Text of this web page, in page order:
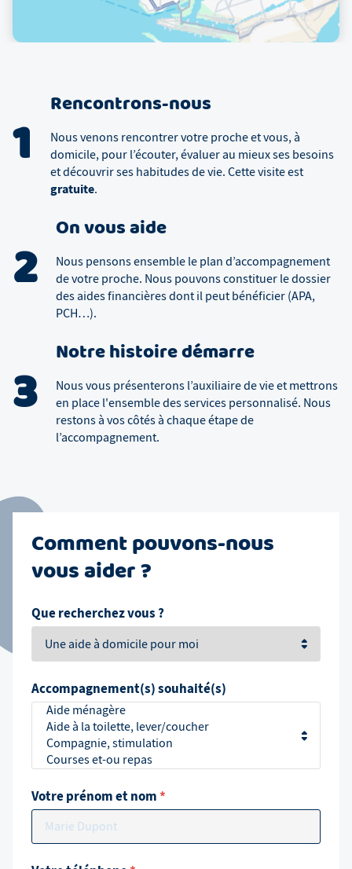
1
Rencontrons-nous
Nous venons rencontrer votre proche et vous, à
domicile, pour l’écouter, évaluer au mieux ses besoins
et découvrir ses habitudes de vie. Cette visite est
gratuite.
2
On vous aide
Nous pensons ensemble le plan d’accompagnement
de votre proche. Nous pouvons constituer le dossier
des aides financières dont il peut bénéficier (APA,
PCH…).
3
Notre histoire démarre
Nous vous présenterons l’auxiliaire de vie et mettrons
en place l'ensemble des services personnalisé. Nous
restons à vos côtés à chaque étape de
l’accompagnement.
Comment pouvons-nous
vous aider ?
Que recherchez vous ?
Accompagnement(s) souhaité(s)
Votre prénom et nom*